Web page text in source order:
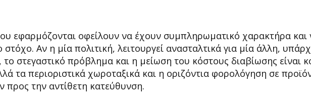
εφαρμόζονται οφείλουν να έχουν συμπληρωματικό χαρακτήρα και
στόχο. Αν η μία πολιτική, λειτουργεί ανασταλτικά για μία άλλη,
στεγαστικό πρόβλημα και η μείωση του κόστους διαβίωσης είναι
τα περιοριστικά χωροταξικά και η οριζόντια φορολόγηση σε
προς την αντίθετη κατεύθυνση.